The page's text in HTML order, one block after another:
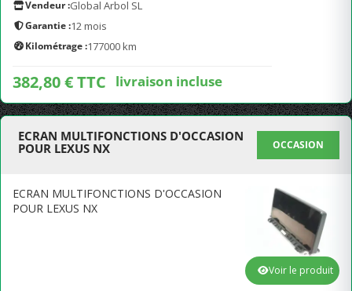
Vendeur :Global Arbol SL
Garantie :12 mois
Kilométrage :177000 km
382,80 € TTC livraison incluse
ECRAN MULTIFONCTIONS D'OCCASION
POUR LEXUS NX
OCCASION
ECRAN MULTIFONCTIONS D'OCCASION
POUR LEXUS NX
Voir le produit